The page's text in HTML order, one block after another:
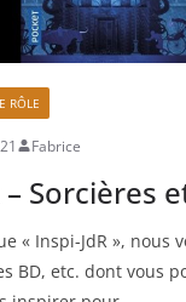
RÔLE
Fabrice
– Sorcières
« Inspi-JdR », nous
BD, etc. dont vous